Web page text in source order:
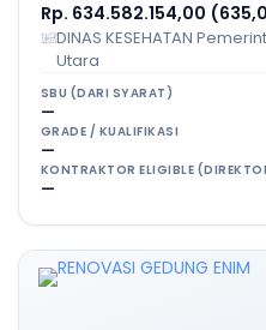
Rp. 634.582.154,00
DINAS KESEHATAN
Utara
SBU (DARI SYARAT)
—
GRADE / KUALIFIKASI
—
KONTRAKTOR ELIGIBLE
—